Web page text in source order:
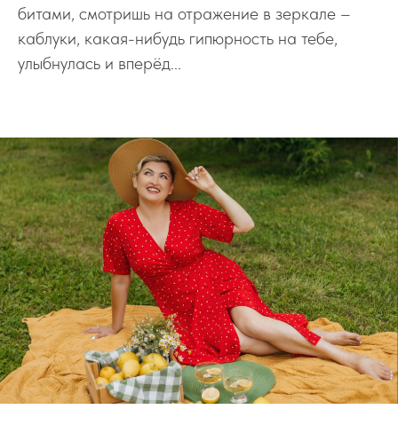
битами, смотришь на отражение в зеркале –
каблуки, какая-нибудь гипюрность на тебе,
улыбнулась и вперёд...